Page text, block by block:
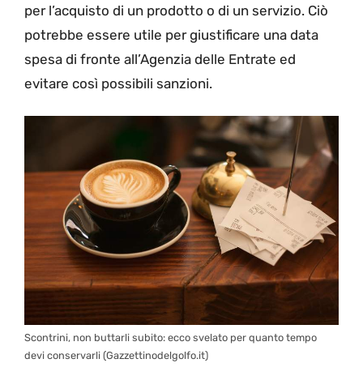
per l’acquisto di un prodotto o di un servizio. Ciò
potrebbe essere utile per giustificare una data
spesa di fronte all’Agenzia delle Entrate ed
evitare così possibili sanzioni.
Scontrini, non buttarli subito: ecco svelato per quanto tempo
devi conservarli (Gazzettinodelgolfo.it)